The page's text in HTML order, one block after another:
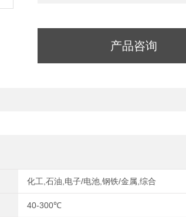
产品咨询
化工,石油,电子/电池,钢铁/金属,综合
40-300℃